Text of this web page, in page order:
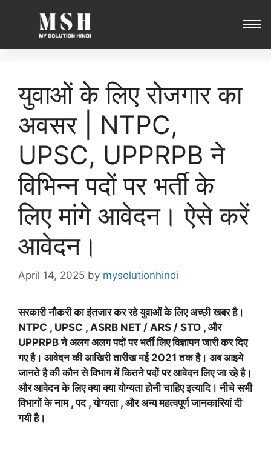
युवाओं के लिए रोजगार का
अवसर | NTPC,
UPSC, UPPRPB ने
विभिन्न पदों पर भर्ती के
लिए मांगे आवेदन। ऐसे करें
आवेदन।
April 14, 2025 by mysolutionhindi
सरकारी नौकरी का इंतजार कर रहे युवाओं के लिए अच्छी खबर है।
NTPC , UPSC , ASRB NET / ARS / STO , और
UPPRPB ने अलग अलग पदों पर भर्ती लिए विज्ञापन जारी कर दिए
गए है। आवेदन की आखिरी तारीख मई 2021 तक है। अब आइये
जानते है की कौन से विभाग में कितने पदों पर आवेदन लिए जा रहे है।
और आवेदन के लिए क्या क्या योग्यता होनी चाहिए इत्यादि। नीचे सभी
विभागों के नाम , पद , योग्यता , और अन्य महत्वपूर्ण जानकारियां दी
गयी है।